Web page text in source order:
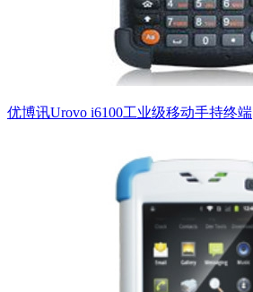
优博讯Urovo i6100工业级移动手持终端